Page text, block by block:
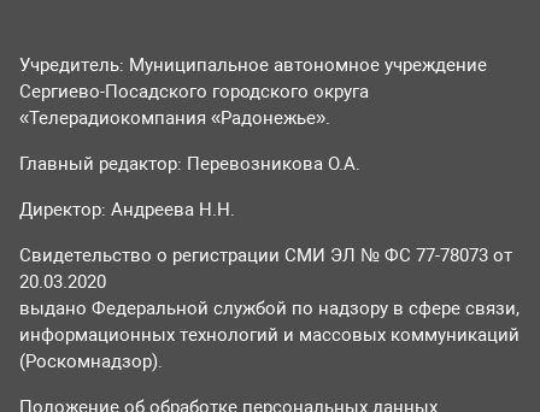
Учредитель: Муниципальное автономное учреждение
Сергиево-Посадского городского округа
«Телерадиокомпания «Радонежье».
Главный редактор: Перевозникова О.А.
Директор: Андреева Н.Н.
Свидетельство о регистрации СМИ ЭЛ № ФС 77-78073 от
20.03.2020
выдано Федеральной службой по надзору в сфере связи,
информационных технологий и массовых коммуникаций
(Роскомнадзор).
Положение об обработке персональных данных